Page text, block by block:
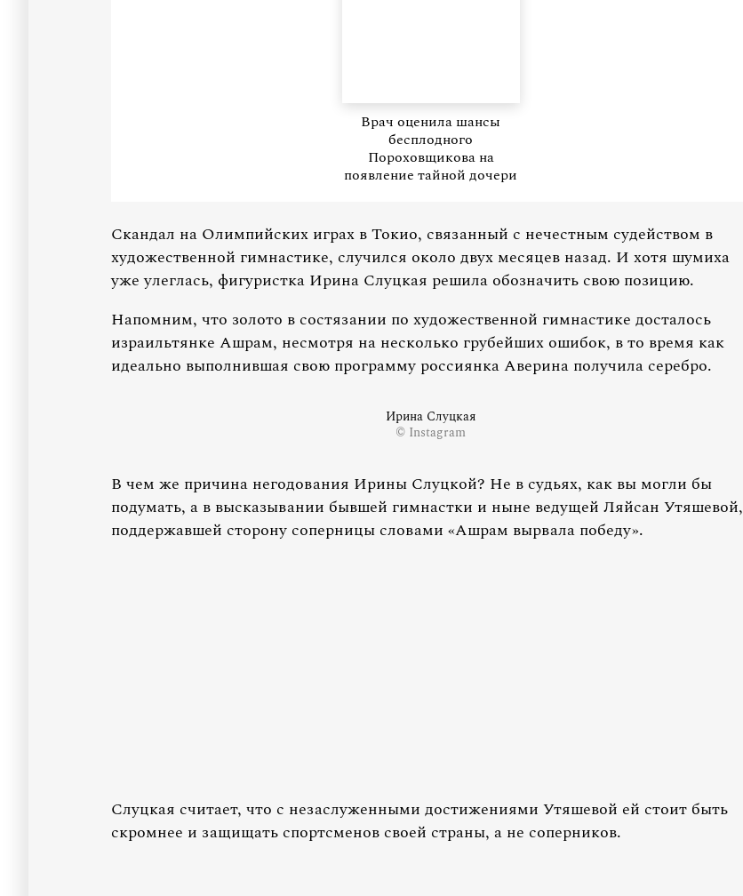
Врач оценила шансы
бесплодного
Пороховщикова на
появление тайной дочери
Скандал на Олимпийских играх в Токио, связанный с нечестным судейством в
художественной гимнастике, случился около двух месяцев назад. И хотя шумиха
уже улеглась, фигуристка Ирина Слуцкая решила обозначить свою позицию.
Напомним, что золото в состязании по художественной гимнастике досталось
израильтянке Ашрам, несмотря на несколько грубейших ошибок, в то время как
идеально выполнившая свою программу россиянка Аверина получила серебро.
Ирина Слуцкая
© Instagram
В чем же причина негодования Ирины Слуцкой? Не в судьях, как вы могли бы
подумать, а в высказывании бывшей гимнастки и ныне ведущей Ляйсан Утяшевой,
поддержавшей сторону соперницы словами «Ашрам вырвала победу».
Слуцкая считает, что с незаслуженными достижениями Утяшевой ей стоит быть
скромнее и защищать спортсменов своей страны, а не соперников.